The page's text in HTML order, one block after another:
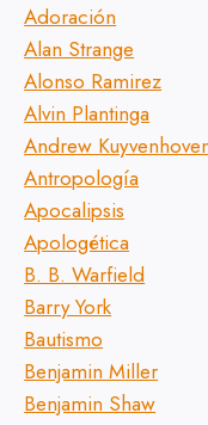
Adoración
Alan Strange
Alonso Ramirez
Alvin Plantinga
Andrew
Antropología
Apocalipsis
Apologética
B. B. Warfield
Barry York
Bautismo
Benjamin Miller
Benjamin Shaw